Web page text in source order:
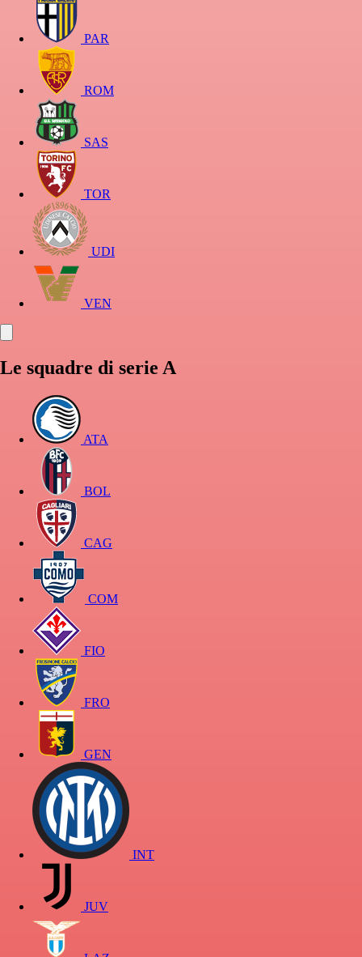
PAR
ROM
SAS
TOR
UDI
VEN
Le squadre di serie A
ATA
BOL
CAG
COM
FIO
FRO
GEN
INT
JUV